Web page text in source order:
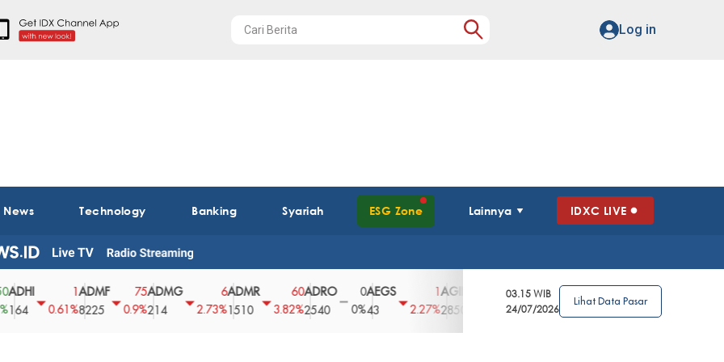
Log in
Technology Banking Syariah ESG Zone Lainnya IDXC LIVE
0.61%
ADMF
8225
75
0.9%
ADMG
214
2.73%
ADMR
1510
60
3.82%
ADRO
2540
0
0%
AEGS
2.27% 2850
3.39%
AGRO
2.63%
AGRS
62
0%
03.15 WIB
24/07/2026
Lihat Data Pasar